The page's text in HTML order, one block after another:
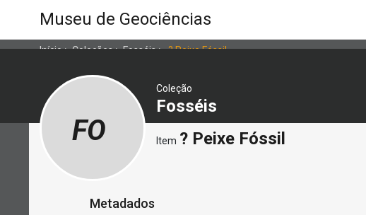
Museu de Geociências
Início>Coleções>Fosséis>? Peixe Fóssil
Coleção
Fosséis
FO Item ? Peixe Fóssil
Metadados